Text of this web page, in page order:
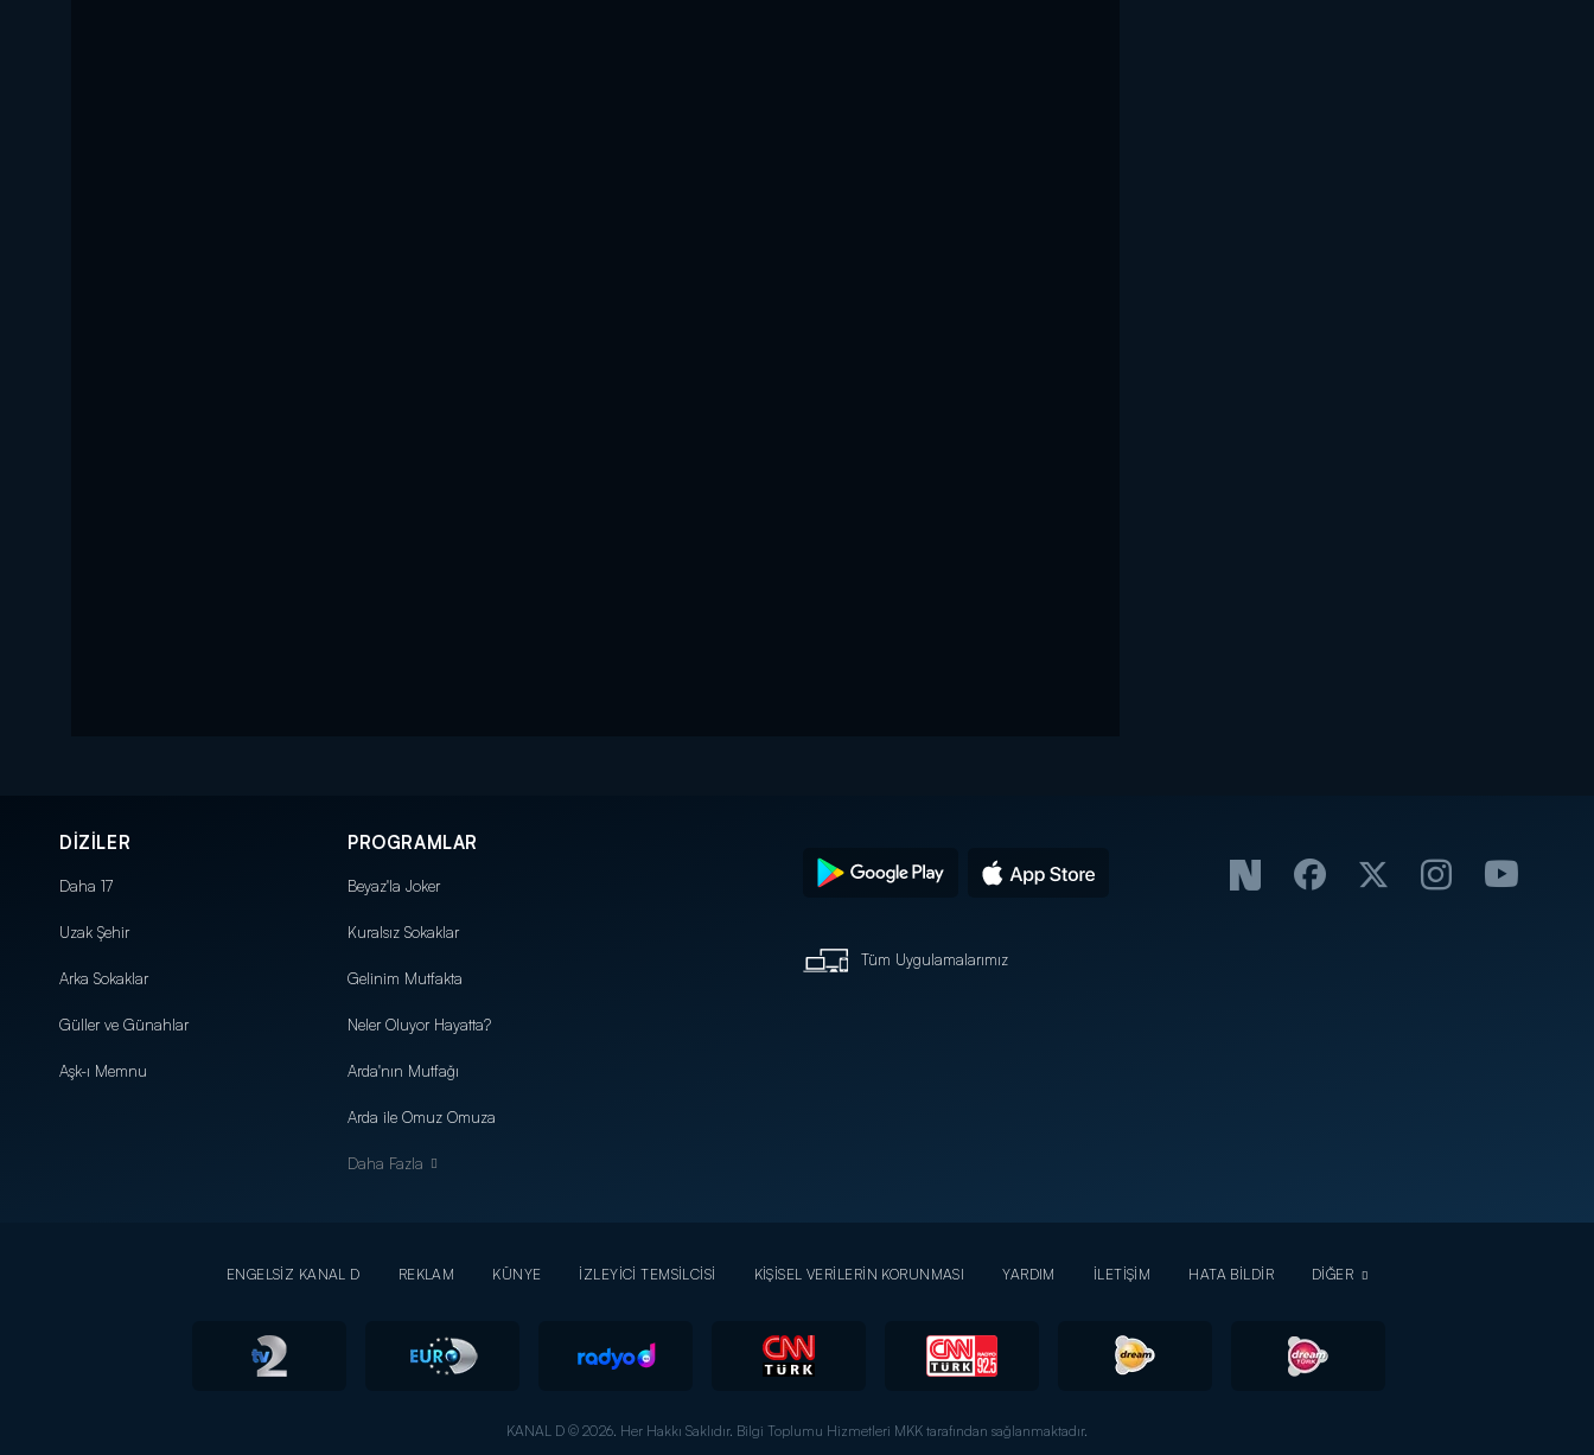
DİZİLER
Daha 17
Uzak Şehir
Arka Sokaklar
Güller ve Günahlar
Aşk-ı Memnu
PROGRAMLAR
Beyaz'la Joker
Kuralsız Sokaklar
Gelinim Mutfakta
Neler Oluyor Hayatta?
Arda'nın Mutfağı
Arda ile Omuz Omuza
Daha Fazla
Tüm Uygulamalarımız
ENGELSİZ KANAL D REKLAM KÜNYE İZLEYİCİ TEMSİLCİSİ KİŞİSEL VERİLERİN KORUNMASI YARDIM İLETİŞİM HATA BİLDİR DİĞER
KANAL D © 2026. Her Hakkı Saklıdır. Bilgi Toplumu Hizmetleri MKK tarafından sağlanmaktadır.